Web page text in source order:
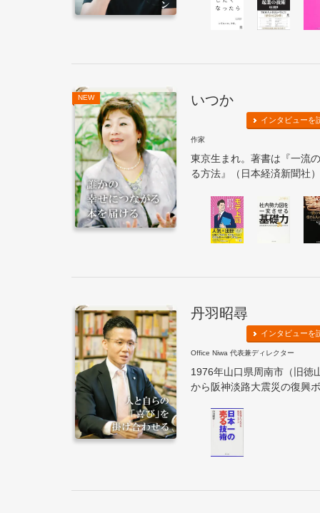
NEW いつか
インタビューを
作家
東京生まれ。著書は『一流
る方法』（日本経済新聞社
丹羽昭尋
インタビューを
Office Niwa 代表兼ディレクター
1976年山口県周南市（旧徳
から阪神淡路大震災の復興